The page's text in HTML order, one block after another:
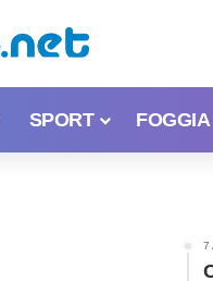
SPORT FOGGIA
7